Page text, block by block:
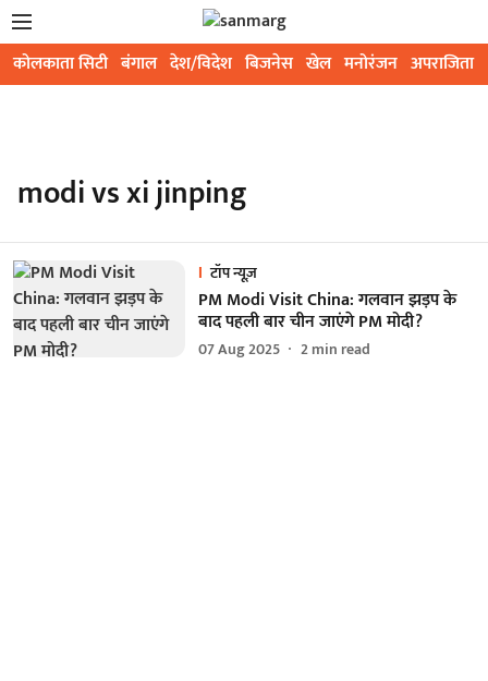
कोलकाता सिटी बंगाल देश/विदेश बिजनेस खेल मनोरंजन अपराजिता
modi vs xi jinping
टॉप न्यूज़
PM Modi Visit China: गलवान झड़प के
बाद पहली बार चीन जाएंगे PM मोदी?
07 Aug 2025 2min read